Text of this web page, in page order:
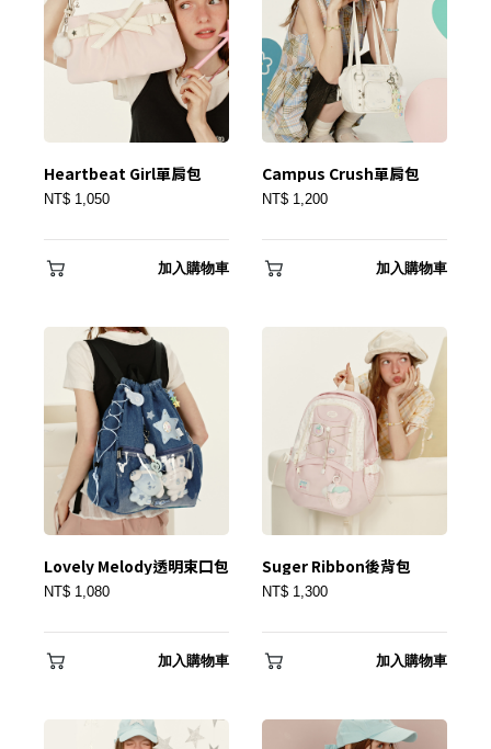
會員登入
忘記密碼？
建立專屬帳號
只要再完成幾個步驟，即可完成帳號的註冊程序，
我 要 註 冊
Heartbeat Girl單肩包
NT$ 1,050
加入購物車
Campus Crush單肩包
NT$ 1,200
加入購物車
Lovely Melody透明束口包
NT$ 1,080
加入購物車
Suger Ribbon後背包
NT$ 1,300
加入購物車